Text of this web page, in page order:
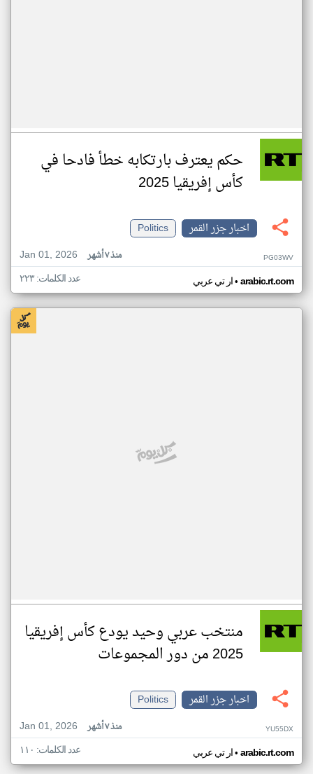
حكم يعترف بارتكابه خطأ فادحا في
كأس إفريقيا 2025
اخبار جزر القمر
Politics
Jan 01, 2026
منذ ٧ أشهر PG03WV
ار تي عربي• arabic.rt.com عدد الكلمات: ٢٢٣
منتخب عربي وحيد يودع كأس إفريقيا
2025 من دور المجموعات
اخبار جزر القمر
Politics
Jan 01, 2026
منذ ٧ أشهر YU55DX
ار تي عربي• arabic.rt.com عدد الكلمات: ١١٠